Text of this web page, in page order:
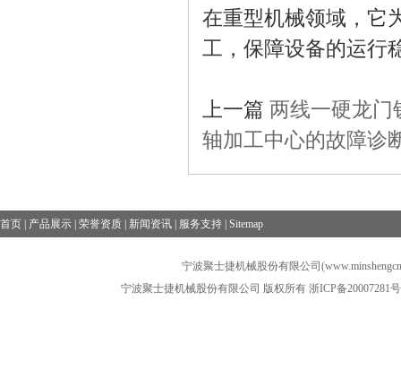
在重型机械领域，它
工，保障设备的运行
上一篇 两线一硬龙门
轴加工中心的故障诊
首页 产品展示 荣誉资质 新闻资讯 服务支持 Sitemap
宁波聚士捷机械股份有限公司
宁波聚士捷机械股份有限公司 版权所有 浙ICP备20007281